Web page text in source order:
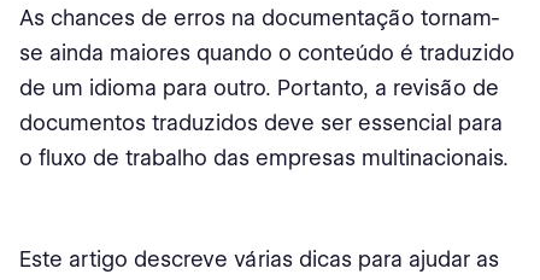
As chances de erros na documentação tornam-
se ainda maiores quando o conteúdo é traduzido
de um idioma para outro. Portanto, a revisão de
documentos traduzidos deve ser essencial para
o fluxo de trabalho das empresas multinacionais.
Este artigo descreve várias dicas para ajudar as